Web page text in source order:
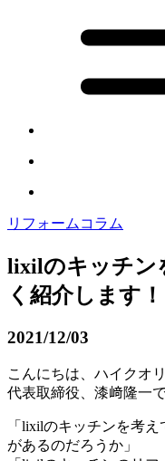
リフォームコラム
lixilのキッチン
く紹介します！
2021/12/03
こんにちは、ハイクオ
代表取締役、漆﨑隆一で
「lixilのキッチンを考
があるのだろうか」